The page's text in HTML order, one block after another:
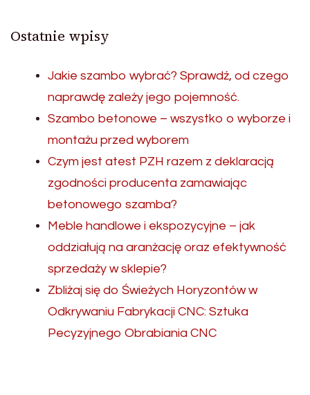
Ostatnie wpisy
Jakie szambo wybrać? Sprawdź, od czego
naprawdę zależy jego pojemność.
Szambo betonowe – wszystko o wyborze i
montażu przed wyborem
Czym jest atest PZH razem z deklaracją
zgodności producenta zamawiając
betonowego szamba?
Meble handlowe i ekspozycyjne – jak
oddziałują na aranżację oraz efektywność
sprzedaży w sklepie?
Zbliżaj się do Świeżych Horyzontów w
Odkrywaniu Fabrykacji CNC: Sztuka
Pecyzyjnego Obrabiania CNC